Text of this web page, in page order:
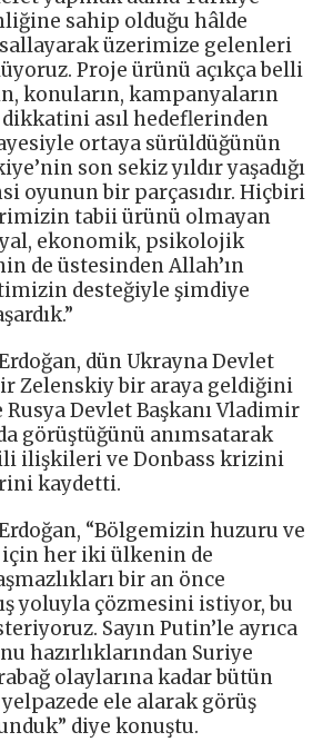
sahip olduğu hâlde
sallayarak üzerimize gelenleri
Proje ürünü açıkça belli
konuların, kampanyaların
asıl hedeflerinden
ortaya sürüldüğünün
son sekiz yıldır yaşadığı
oyunun bir parçasıdır. Hiçbiri
tabii ürünü olmayan
ekonomik, psikolojik
de üstesinden Allah’ın
desteğiyle şimdiye
dün Ukrayna Devlet
Zelenskiy bir araya geldiğini
Devlet Başkanı Vladimir
görüştüğünü anımsatarak
ilişkileri ve Donbass krizini
kaydetti.
“Bölgemizin huzuru ve
her iki ülkenin de
bir an önce
yoluyla çözmesini istiyor, bu
Sayın Putin’le ayrıca
hazırlıklarından Suriye
olaylarına kadar bütün
ele alarak görüş
diye konuştu.